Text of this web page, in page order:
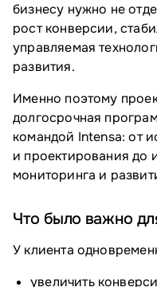
бизнесу нужно не
рост конверсии,
управляемая
развития.
Именно поэтому
долгосрочная
командой Intensa: от
и проектирования до
мониторинга и
Что было важно
У клиента
увеличить